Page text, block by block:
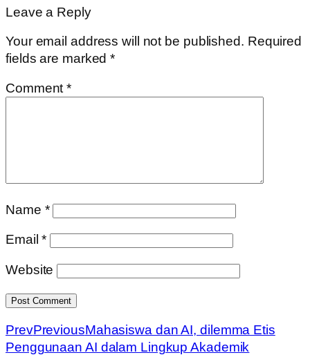
Leave a Reply
Your email address will not be published. Required
fields are marked*
Comment*
Name *
Email*
Website
PrevPreviousMahasiswa dan AI, dilemma Etis
Penggunaan AI dalam Lingkup Akademik